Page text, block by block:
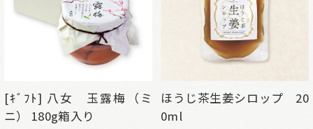
[ｷﾞﾌﾄ] 八女 玉露梅（ミ
ニ） 180g箱入り
ほうじ茶生姜シロップ 20
0ml